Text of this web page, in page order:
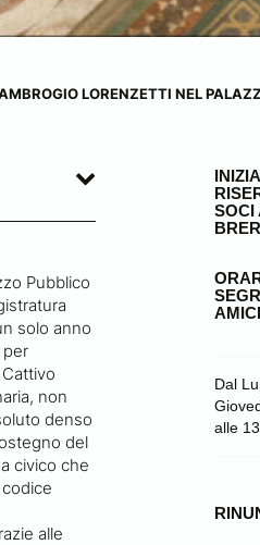
LORENZETTI NEL
Pubblico
solo anno
per
non
denso
del
civico che
alle
SOCI
Dal
alle